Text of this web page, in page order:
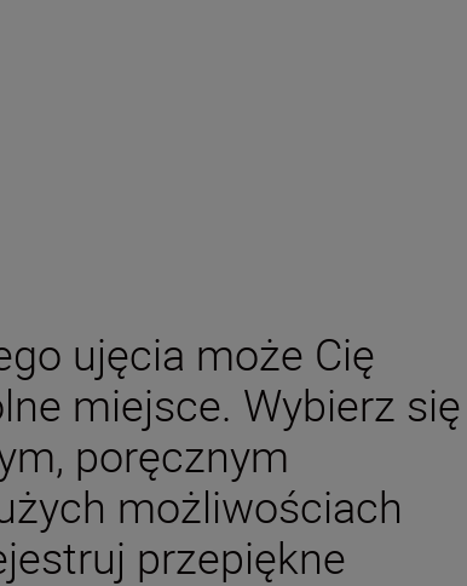
ujęcia może Cię
miejsce. Wybierz się
poręcznym
możliwościach
przepiękne